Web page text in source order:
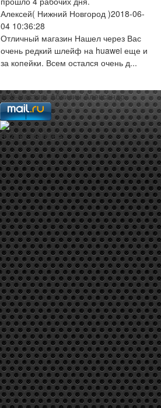
Алексей( Нижний Новгород )2018-06-
04 10:36:28
Отличный магазин Нашел через Вас
очень редкий шлейф на huawei еще и
за копейки. Всем остался очень д...
web-мастер:Аблизин Александр